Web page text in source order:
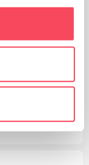
tuoreen